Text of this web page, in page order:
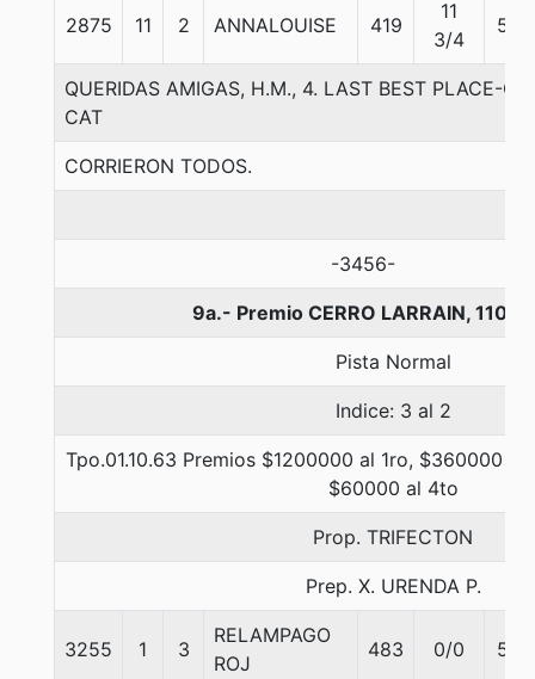
2875 11 2 ANNALOUISE 419
11
3/4
55
QUERIDAS AMIGAS, H.M., 4. LAST BEST PLACE-
CAT
CORRIERON TODOS.
-3456-
9a.- Premio CERRO LARRAIN, 1100
Pista Normal
Indice: 3 al 2
Tpo.01.10.63 Premios $1200000 al 1ro, $360000
$60000 al 4to
Prop. TRIFECTON
Prep. X. URENDA P.
3255 1 3
RELAMPAGO
ROJ
483 0/0 57